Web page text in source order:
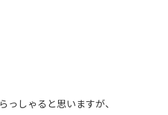
っしゃると思いますが、